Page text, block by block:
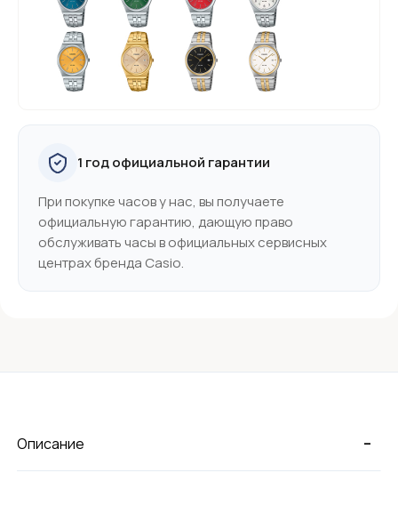
1 год официальной гарантии
При покупке часов у нас, вы получаете
официальную гарантию, дающую право
обслуживать часы в официальных сервисных
центрах бренда Casio.
-
Описание